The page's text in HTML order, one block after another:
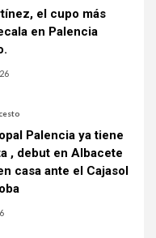
el cupo más
en Palencia
Palencia ya tiene
, debut en Albacete
casa ante el Cajasol